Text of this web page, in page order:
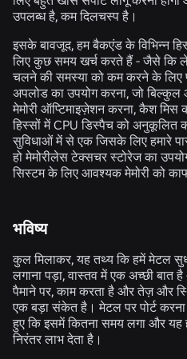
उपलब्ध है, कम दिलचस्प है।
इसके बावजूद, हम बैकएंड के विभिन्न
लिए कुछ समय खर्च करते हैं - जैसे कि
चलने की समस्या को कम करने के लिए
अपलोड का उपयोग करना, जो
मेमोरी ऑप्टिमाइज़ेशन करना, कैश
हिस्सों में CPU डिस्पैच को
सुविधाओं में से एक जिसके लिए हमारे
हो मेमोरीलेस टेक्सचर स्टोरेज का
सिस्टम के लिए आवश्यक मेमोरी को
भविष्य
कुल मिलाकर, यह तथ्य कि हमें मेटल
लगाना पड़ा, वास्तव में एक अच्छी बात
पैमाने पर, काम करता है और तेज़ और
एक बड़ा संकेत है। मेटल पर पोर्ट
हुए कि इसमें कितना समय लगा और यह
निरंतर लाभ देता है।